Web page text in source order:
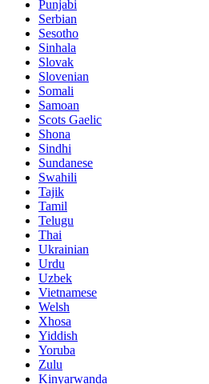
Punjabi
Serbian
Sesotho
Sinhala
Slovak
Slovenian
Somali
Samoan
Scots Gaelic
Shona
Sindhi
Sundanese
Swahili
Tajik
Tamil
Telugu
Thai
Ukrainian
Urdu
Uzbek
Vietnamese
Welsh
Xhosa
Yiddish
Yoruba
Zulu
Kinyarwanda